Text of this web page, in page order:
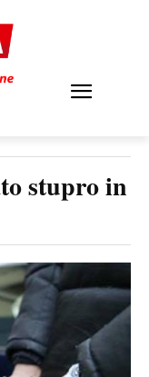
stupro in